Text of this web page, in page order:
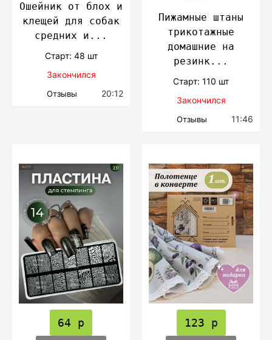
Ошейник от блох и
клещей для собак
средних и...
Cтарт: 48 шт
Закончился
Отзывы 20:12
Пижамные штаны
трикотажные
домашние на
резинк...
Cтарт: 110 шт
Закончился
Отзывы 11:46
64 р 123 р